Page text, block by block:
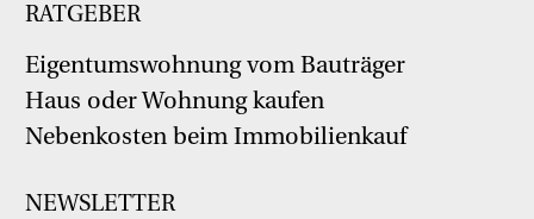
RATGEBER
Eigentumswohnung vom Bauträger
Haus oder Wohnung kaufen
Nebenkosten beim Immobilienkauf
NEWSLETTER